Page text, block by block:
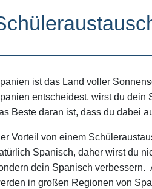
ist das Land voller
entscheidest, wirst du dein
Beste daran ist, dass du dabei
Vorteil von einem
Spanisch, daher wirst du
dein Spanisch verbessern.
in großen Regionen von